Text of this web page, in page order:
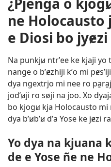
ne Holocausto
e Diosi bo
Na punkjꞹ ntrʼee ke kjaji
nange o bʼɇzhiji kʼo mi
dya ngextrjo mi nee ro
jodʼꞹji ro søji na joo. Xo
bo kjogꞹ kja Holocausto mi
dya bʼꞹbʼꞹ dʼa Yose ke jɇzi
Yo dya na kjuana
de e Yose ñe ne